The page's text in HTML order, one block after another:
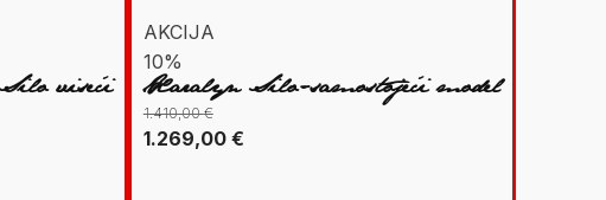
viseći
AKCIJA
10%
Xaralyn Silo-samostojeći model
1.410,00€
Izvorna
1.269,00 €Trenutna